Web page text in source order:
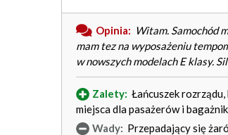
Opinia: Witam. Samochód
mam tez na wyposażeniu
w nowszych modelach E klasy.
Zalety: Łańcuszek
miejsca dla pasażerów i
Wady: Przepadający się